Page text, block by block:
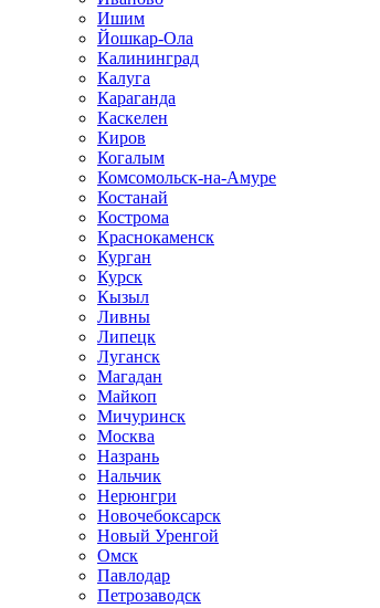
Ишим
Йошкар-Ола
Калининград
Калуга
Караганда
Каскелен
Киров
Когалым
Комсомольск-на-Амуре
Костанай
Кострома
Краснокаменск
Курган
Курск
Кызыл
Ливны
Липецк
Луганск
Магадан
Майкоп
Мичуринск
Москва
Назрань
Нальчик
Нерюнгри
Новочебоксарск
Новый Уренгой
Омск
Павлодар
Петрозаводск